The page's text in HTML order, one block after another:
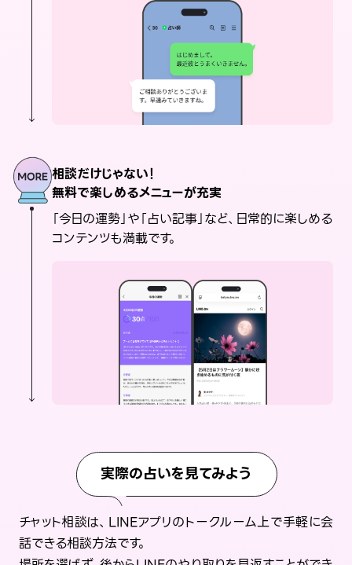
相談だけじゃない！
無料で楽しめるメニューが充実
「今日の運勢」や「占い記事」など、日常的に楽しめる
コンテンツも満載です。
実際の占いを見てみよう
チャット相談は、LINEアプリのトークルーム上で手軽に会
話できる相談方法です。